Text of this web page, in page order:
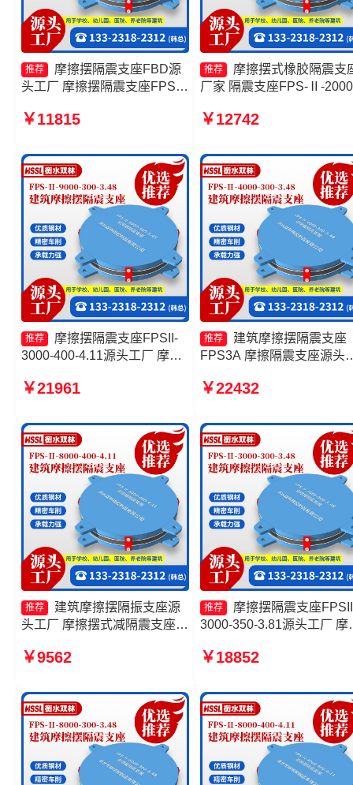
推荐
摩擦摆隔震支座FBD源
头工厂 摩擦摆隔震支座FPSII-
摆隔震支座FPS-Ⅱ-2000-400-
家
￥11815
推荐
摩擦摆式橡胶隔震支
厂家 隔震支座FPS-Ⅱ-
FPSII-9000-400-4.11厂家
￥12742
推荐
摩擦摆隔震支座FPSII-
3000-400-4.11源头工厂 摩擦
3.81厂家 摩擦摆隔震支座
家 摩擦摆式隔震支座源头工厂
￥21961
推荐
建筑摩擦摆隔震支座
FPS3A 摩擦隔震支座源头
减隔震摩擦摆支座生产厂家
￥22432
推荐
建筑摩擦摆隔振支座源
头工厂 摩擦摆式减隔震支座
震支座FPSII-3000-300-3.48
￥9562
推荐
摩擦摆隔震支座
3000-350-3.81源头工厂 摩
3.48厂家 建筑摩擦隔震支
座FPSII-10000-350-3.81厂
￥18852